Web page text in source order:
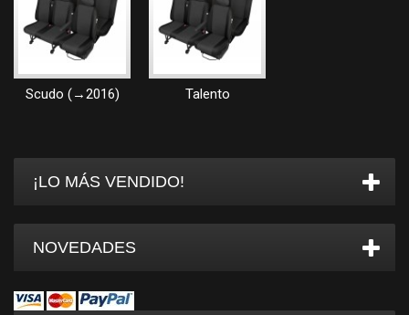
Scudo (→2016) Talento
¡LO MÁS VENDIDO!
NOVEDADES